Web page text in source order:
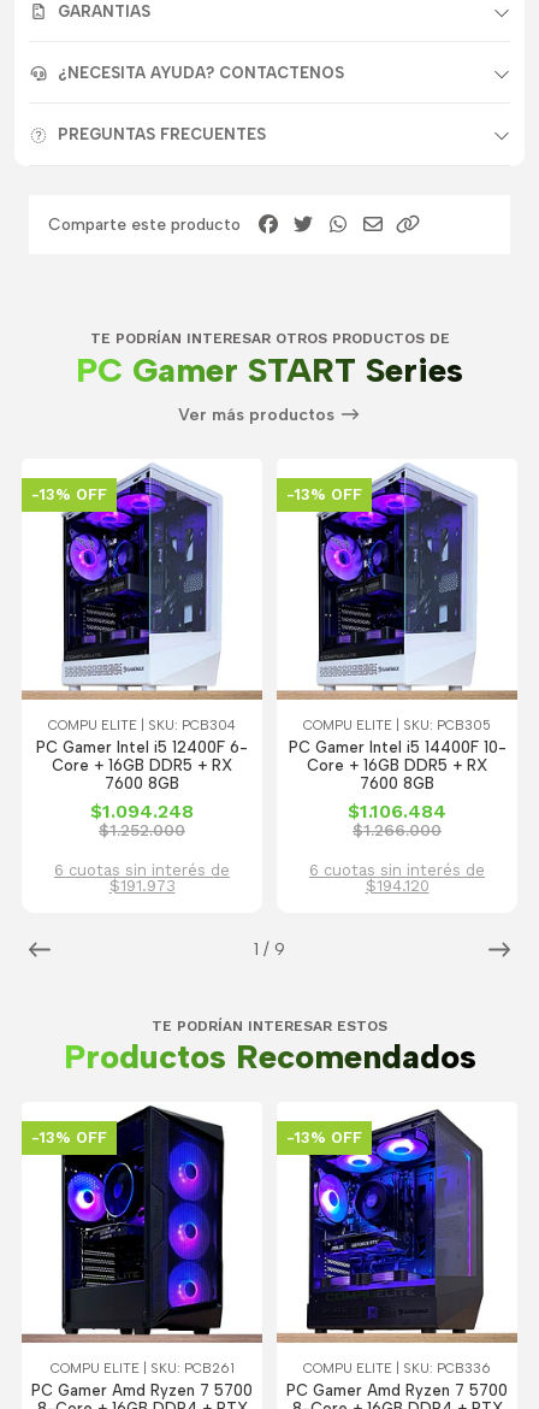
GARANTIAS
¿NECESITA AYUDA? CONTACTENOS
PREGUNTAS FRECUENTES
Comparte este producto
TE PODRÍAN INTERESAR OTROS PRODUCTOS DE
PC Gamer START Series
Ver más productos
1 / 9
-13% OFF
COMPU ELITE | SKU: PCB304
PC Gamer Intel i5 12400F 6-
Core + 16GB DDR5 + RX
7600 8GB
$1.094.248
$1.252.000
6 cuotas sin interés de
$191.973
-13% OFF
COMPU ELITE | SKU: PCB305
PC Gamer Intel i5 14400F 10-
Core + 16GB DDR5 + RX
7600 8GB
$1.106.484
$1.266.000
6 cuotas sin interés de
$194.120
TE PODRÍAN INTERESAR ESTOS
Productos Recomendados
-13% OFF
COMPU ELITE | SKU: PCB261
PC Gamer Amd Ryzen 7 5700
-13% OFF
COMPU ELITE | SKU: PCB336
PC Gamer Amd Ryzen 7 5700